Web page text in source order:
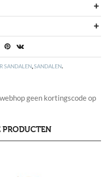
SANDALEN,SANDALEN.
geen kortingscode op
PRODUCTEN